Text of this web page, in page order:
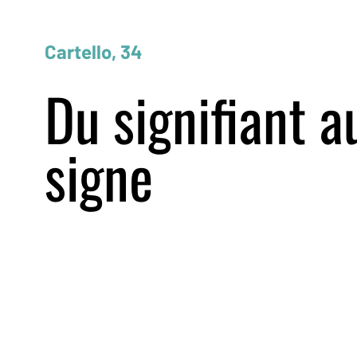
Cartello, 34
Du signifiant
signe